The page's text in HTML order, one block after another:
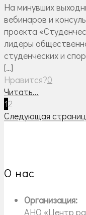
На минувших
вебинаров и
проекта
лидеры
студенческих и
[…]
Нравится?0
Читать...
12
Следующая
О нас
Организация:
АНО «Центр